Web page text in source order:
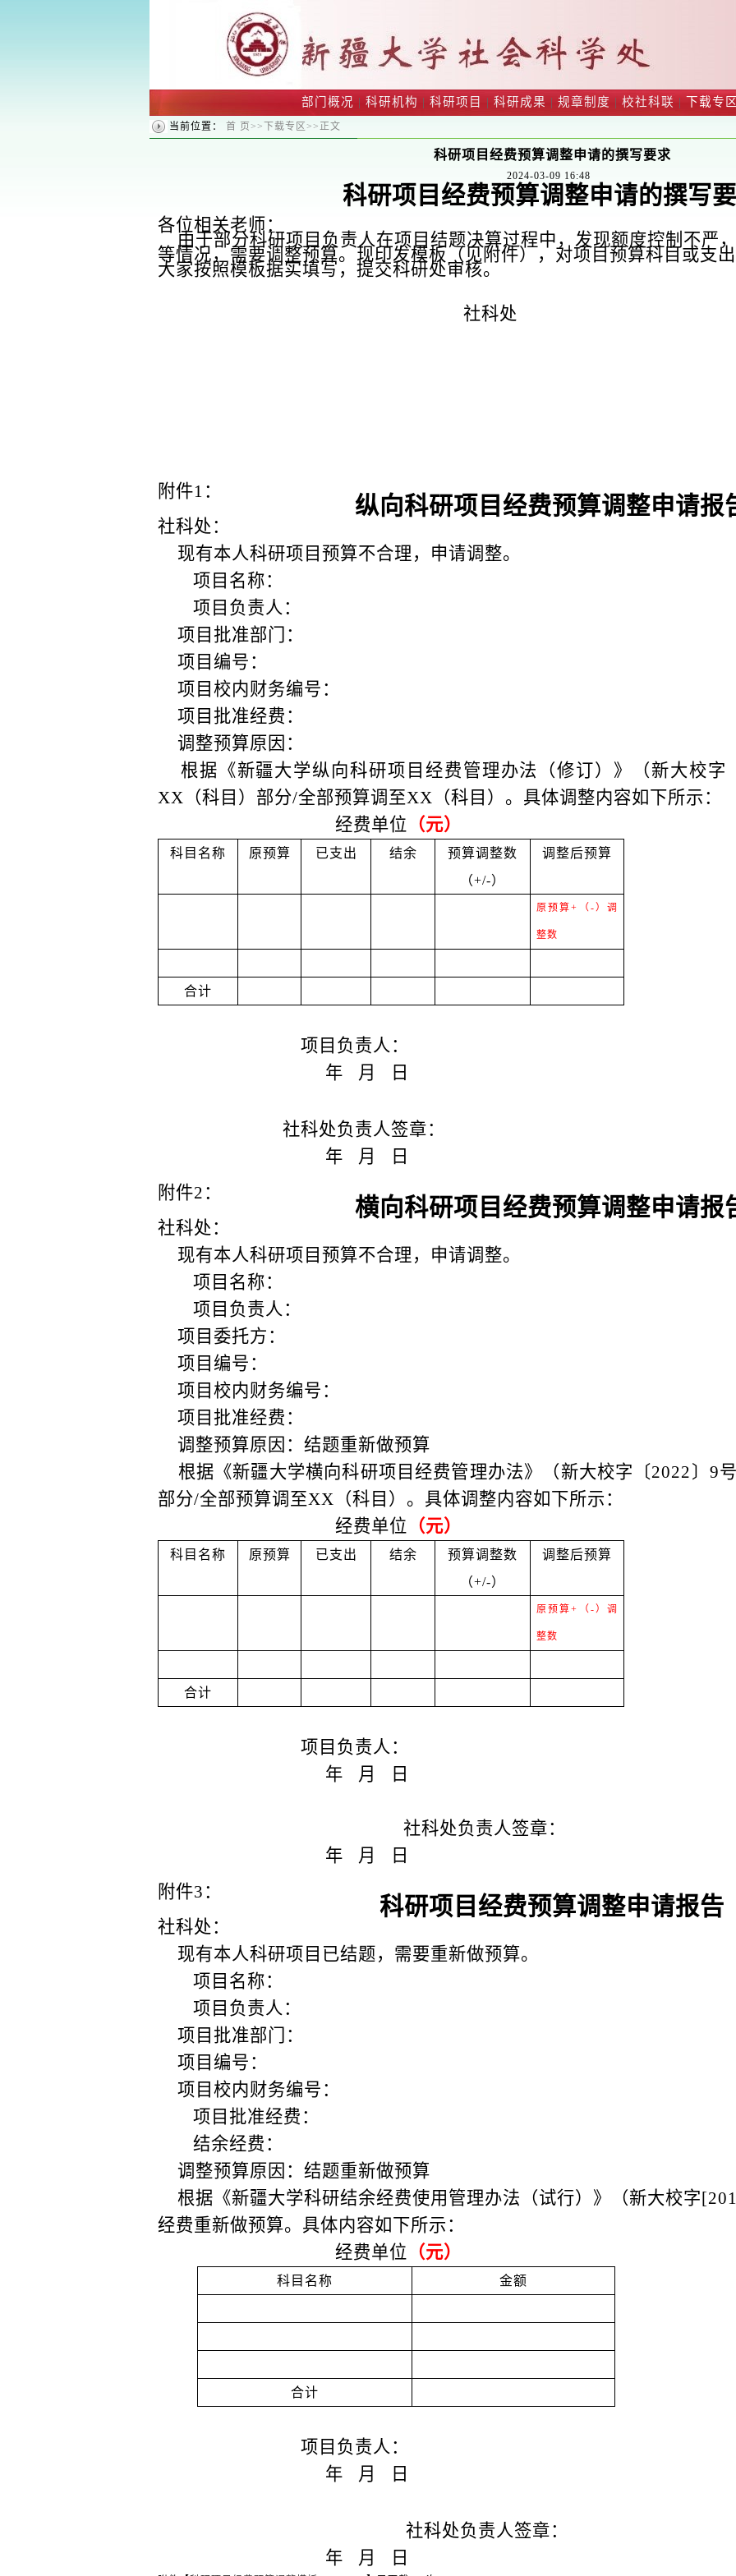
部门概况 | 科研机构 | 科研项目 | 科研成果 | 规章制度 | 校社科联 | 下载专
当前位置： 首 页>> 下载专区 >>正文
科研项目经费预算调整申请的撰写要求
2024-03-09 16:48
科研项目经费预算调整申请的撰写
各位相关老师：
由于部分科研项目负责人在项目结题决算过程中，发现额度控制不严
等情况，需要调整预算。现印发模板（见附件），对项目预算科目或支
大家按照模板据实填写 ，提交科研处审核。
社科处
附件1 ：
纵向科研项目经费预算调整申请报
社科处：
现有本人科研项目预算不合理，申请调整。
项目名称：
项目负责人：
项目批准部门：
项目编号：
项目校内财务编号：
项目批准经费：
调整预算原因：
根据《新疆大学纵向科研项目经费管理办法（修订）》（新大校字
XX（科目）部分/全部预算调至XX（科目）。具体调整内容如下所示：
经费单位 （元）
科目名称 原预算 已支出 结余
预算调整数
（+/-）
调整后预算
原预算+（-）调
整数
合计
项目负责人：
年
月 日
社科处负责人签章：
年
月
日
附件2 ：
横向科研项目经费预算调整申请报
社科处：
现有本人科研项目预算不合理，申请调整。
项目名称：
项目负责人：
项目 委托方 ：
项目编号：
项目校内财务编号：
项目批准经费：
调整预算原因：结题重新做预算
根据《新疆大学横向科研项目经费管理办法》
（ 新大校字〔2022〕9
部分/全部预算调至XX（科目）。具体调整内容如下所示：
经费单位 （元）
科目名称 原预算 已支出 结余
预算调整数
（+/-）
调整后预算
原预算+（-）调
整数
合计
项目负责人：
年
月 日
社科处负责人签章：
年
月
日
附件3 ：
科研项目经费预算调整申请报告
社科处：
现有本人科研项目已结题，需要重新做预算。
项目名称：
项目负责人：
项目批准部门：
项目编号：
项目校内财务编号：
项目批准经费：
结余经费：
调整预算原因：结题重新做预算
根据《新疆大学科研结余经费使用管理办法（试行）》（新大校字
经费重新做预算。具体内容如下所示：
经费单位 （元）
科目名称 金额
合计
项目负责人：
年
月 日
社科处负责人签章：
年
月 日